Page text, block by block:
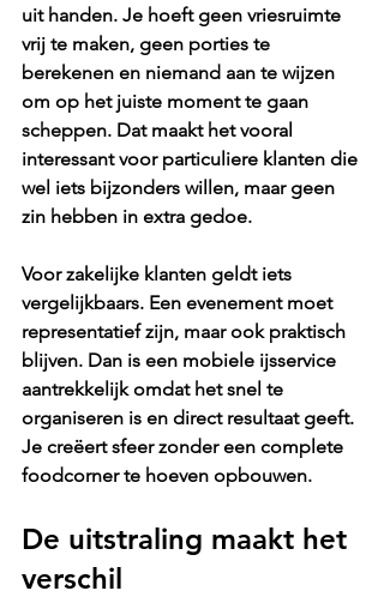
uit handen. Je hoeft geen vriesruimte
vrij te maken, geen porties te
berekenen en niemand aan te wijzen
om op het juiste moment te gaan
scheppen. Dat maakt het vooral
interessant voor particuliere klanten die
wel iets bijzonders willen, maar geen
zin hebben in extra gedoe.
Voor zakelijke klanten geldt iets
vergelijkbaars. Een evenement moet
representatief zijn, maar ook praktisch
blijven. Dan is een mobiele ijsservice
aantrekkelijk omdat het snel te
organiseren is en direct resultaat geeft.
Je creëert sfeer zonder een complete
foodcorner te hoeven opbouwen.
De uitstraling maakt het
verschil